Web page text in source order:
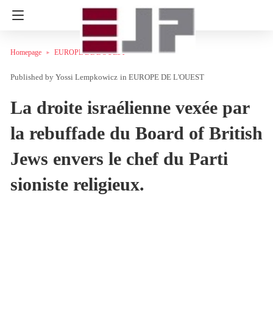
Homepage EUROPE DE L'OUEST
Yossi Lempkowicz in EUROPE DE L'OUEST
La droite israélienne vexée par
la rebuffade du Board of British
Jews envers le chef du Parti
sioniste religieux.